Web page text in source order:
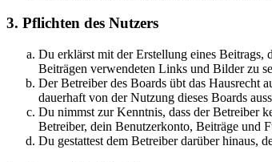
3. Pflichten des Nutzers
Du erklärst mit der Erstellung eines Beitrags,
Beiträgen verwendeten Links und Bilder zu
Der Betreiber des Boards übt das Hausrecht
dauerhaft von der Nutzung dieses Boards
Du nimmst zur Kenntnis, dass der Betreiber
Betreiber, dein Benutzerkonto, Beiträge und
Du gestattest dem Betreiber darüber hinaus,